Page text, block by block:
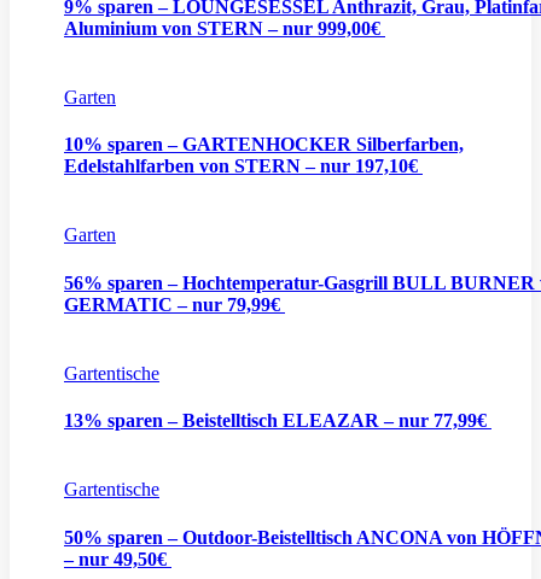
9% sparen – LOUNGESESSEL Anthrazit, Grau,
Aluminium von STERN – nur 999,00€
Garten
10% sparen – GARTENHOCKER Silberfarben,
Edelstahlfarben von STERN – nur 197,10€
Garten
56% sparen – Hochtemperatur-Gasgrill BULL BURNER
GERMATIC – nur 79,99€
Gartentische
13% sparen – Beistelltisch ELEAZAR – nur 77,99€
Gartentische
50% sparen – Outdoor-Beistelltisch ANCONA von
– nur 49,50€